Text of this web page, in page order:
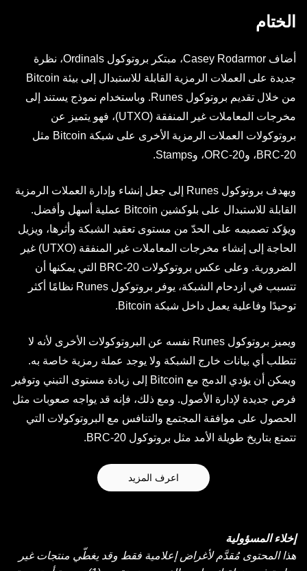
الختام
أضاف Casey Rodarmor، مبتكر بروتوكول Ordinals، نظرة
جديدة على العملات الرمزية القابلة للاستبدال إلى بيئة Bitcoin
من خلال تقديم بروتوكول Runes. وباستخدام نموذج يستند إلى
مخرجات المعاملات غير المنفقة (UTXO)، فهو يتميز عن
بروتوكولات العملات الرمزية الأخرى على شبكة Bitcoin مثل
BRC-20، وORC-20، وStamps.
ويهدف بروتوكول Runes إلى جعل إنشاء وإدارة العملات الرمزية
القابلة للاستبدال على بلوكشين Bitcoin عملية أسهل وأفضل.
ويؤكد تصميمه على الحدّ من مستوى تعقيد الشبكة وأثرها، ويزيل
الحاجة إلى إنشاء مخرجات المعاملات غير المنفقة (UTXO) غير
الضرورية. وعلى عكس بروتوكولات BRC-20 التي يمكنها أن
تتسبب في ازدحام الشبكة، يوفر بروتوكول Runes نظامًا أكثر
توحيدًا وفاعلية يعمل داخل شبكة Bitcoin.
ويميز بروتوكول Runes نفسه عن البروتوكولات الأخرى لأنه لا
تتطلب أي بيانات خارج الشبكة ولا يوجد عملة رمزية خاصة به.
ويمكن أن يؤدي الدمج مع Bitcoin إلى زيادة مستوى التبني وتوفير
فرص جديدة لإدارة الأصول. ومع ذلك، فإنه قد يواجه صعوبات مثل
الحصول على موافقة المجتمع والتنافس مع البروتوكولات التي
تتمتع بتاريخ طويلة الأمد مثل بروتوكول BRC-20.
اعرف المزيد
إخلاء المسؤولية
هذا المحتوى مُقدَّم لأغراض إعلامية فقط وقد يغطّي منتجات غير